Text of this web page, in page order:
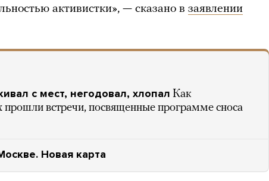
активистки», — сказано в заявлении
с мест, негодовал, хлопал Как
прошли встречи, посвященные программе сноса
Новая карта